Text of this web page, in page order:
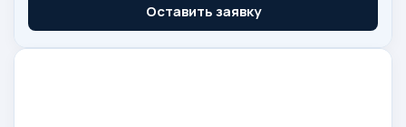
Оставить заявку